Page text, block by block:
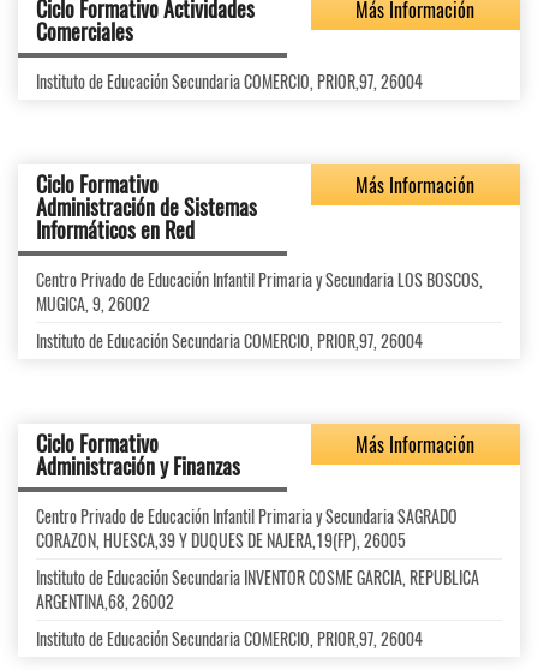
Ciclo Formativo Actividades
Comerciales
Más Información
Instituto de Educación Secundaria COMERCIO, PRIOR,97, 26004
Ciclo Formativo
Administración de Sistemas
Informáticos en Red
Más Información
Centro Privado de Educación Infantil Primaria y Secundaria LOS BOSCOS,
MUGICA, 9, 26002
Instituto de Educación Secundaria COMERCIO, PRIOR,97, 26004
Ciclo Formativo
Administración y Finanzas
Más Información
Centro Privado de Educación Infantil Primaria y Secundaria SAGRADO
CORAZON, HUESCA,39 Y DUQUES DE NAJERA,19(FP), 26005
Instituto de Educación Secundaria INVENTOR COSME GARCIA, REPUBLICA
ARGENTINA,68, 26002
Instituto de Educación Secundaria COMERCIO, PRIOR,97, 26004